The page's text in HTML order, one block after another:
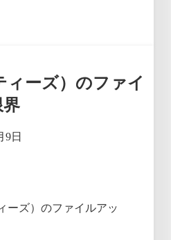
ィーズ）のファイ
9日